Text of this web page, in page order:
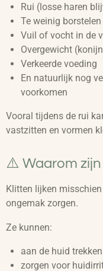
Rui (losse haren
Te weinig borstelen
Vuil of vocht in de
Overgewicht
Verkeerde voeding
En natuurlijk nog
voorkomen
Vooral tijdens de rui
vastzitten en vormen
⚠️ Waarom
Klitten lijken
ongemak zorgen.
Ze kunnen:
aan de huid
zorgen voor